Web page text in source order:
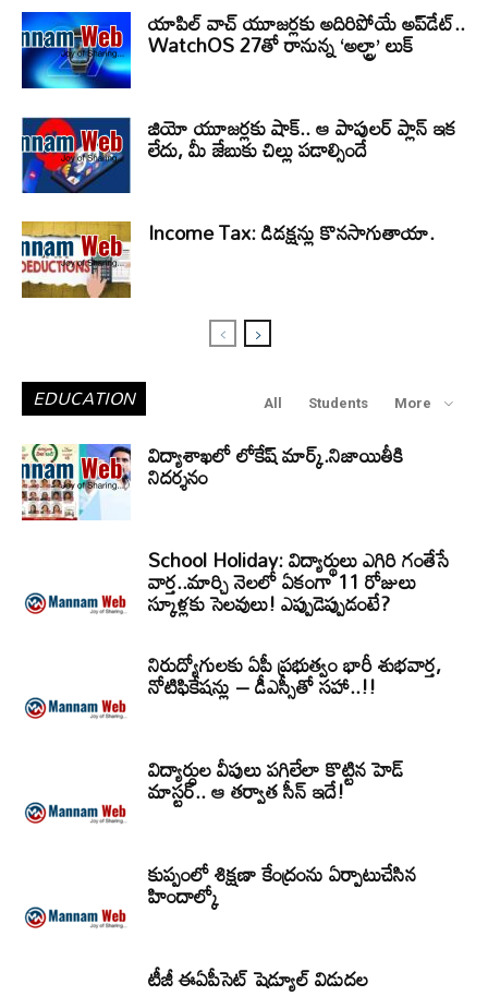
యాపిల్ వాచ్ యూజర్లకు అదిరిపోయే అప్‌డేట్..
WatchOS 27తో రానున్న ‘అల్ట్రా’ లుక్
జియో యూజర్లకు షాక్.. ఆ పాపులర్ ప్లాన్ ఇక
లేదు, మీ జేబుకు చిల్లు పడాల్సిందే
Income Tax: డిడక్షన్లు కొనసాగుతాయా.
EDUCATION All Students More
విద్యాశాఖలో లోకేష్ మార్క్.నిజాయితీకి
నిదర్శనం
School Holiday: విద్యార్థులు ఎగిరి గంతేసే
వార్త..మార్చి నెలలో ఏకంగా 11 రోజులు
స్కూళ్లకు సెలవులు! ఎప్పుడెప్పుడంటే?
నిరుద్యోగులకు ఏపీ ప్రభుత్వం భారీ శుభవార్త,
నోటిఫికేషన్లు – డీఎస్సీతో సహా..!!
విద్యార్ధుల వీపులు పగిలేలా కొట్టిన హెడ్
మాస్టర్.. ఆ తర్వాత సీన్‌ ఇదే!
కుప్పంలో శిక్షణా కేంద్రంను ఏర్పాటుచేసిన
హిందాల్కో
టీజీ ఈఏపీసెట్‌ షెడ్యూల్‌ విడుదల